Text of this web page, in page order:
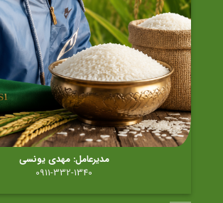
مدیرعامل: مهدی یونسی
0911-332-1340